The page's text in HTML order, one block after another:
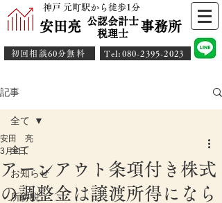
神戸 元町駅から徒歩1分
安田亮 事務所
公認会計士
​税理士
初回相談60分無料 ​Tel:080-2395-2023
記事
全て
お知らせ
所得税
全て
アーンアウト条項付き株式
の調整金は譲渡所得になら
安田 亮
3月6日